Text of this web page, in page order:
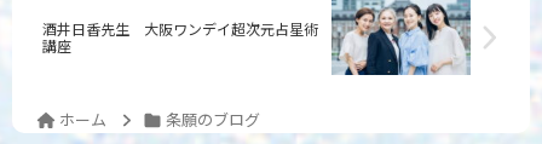
酒井日香先生 大阪ワンデイ超次元占星術
講座
ホーム 条願のブログ